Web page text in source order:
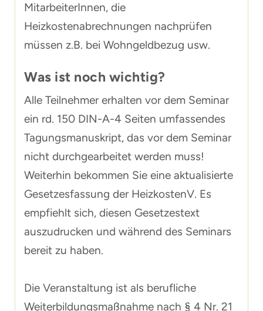
MitarbeiterInnen, die
Heizkostenabrechnungen nachprüfen
müssen z.B. bei Wohngeldbezug usw.
Was ist noch wichtig?
Alle Teilnehmer erhalten vor dem Seminar
ein rd. 150 DIN-A-4 Seiten umfassendes
Tagungsmanuskript, das vor dem Seminar
nicht durchgearbeitet werden muss!
Weiterhin bekommen Sie eine aktualisierte
Gesetzesfassung der HeizkostenV. Es
empfiehlt sich, diesen Gesetzestext
auszudrucken und während des Seminars
bereit zu haben.
Die Veranstaltung ist als berufliche
Weiterbildungsmaßnahme nach § 4 Nr. 21